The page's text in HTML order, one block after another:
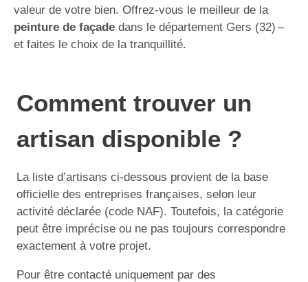
valeur de votre bien. Offrez-vous le meilleur de la
peinture de façade dans le département Gers (32) –
et faites le choix de la tranquillité.
Comment trouver un
artisan disponible ?
La liste d’artisans ci-dessous provient de la base
officielle des entreprises françaises, selon leur
activité déclarée (code NAF). Toutefois, la catégorie
peut être imprécise ou ne pas toujours correspondre
exactement à votre projet.
Pour être contacté uniquement par des